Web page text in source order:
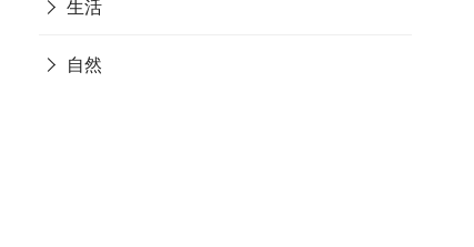
生活
自然